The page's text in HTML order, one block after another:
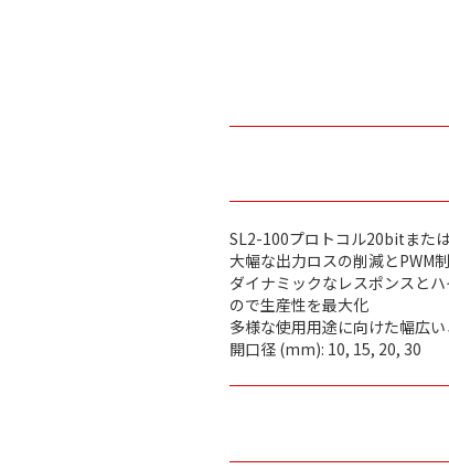
SL2-100プロトコル20bitまた
大幅な出力ロスの削減とPWM
ダイナミックなレスポンスと
ので生産性を最大化
多様な使用用途に向けた幅広
開口径 (mm): 10, 15, 20, 30